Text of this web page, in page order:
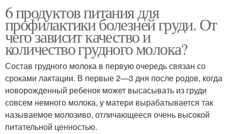
6 продуктов питания для
профилактики болезней груди. От
чего зависит качество и
количество грудного молока?
Состав грудного молока в первую очередь связан со
срока­ми лактации. В первые 2—3 дня после родов, когда
новорож­денный ребенок может высасывать из груди
совсем немного молока, у матери вырабатывается так
называемое молозиво, отличающееся очень высокой
питательной ценностью.